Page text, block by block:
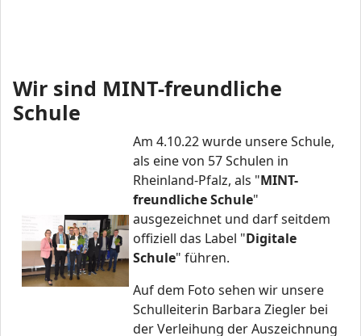
Wir sind MINT-freundliche
Schule
Am 4.10.22 wurde unsere Schule,
als eine von 57 Schulen in
Rheinland-Pfalz, als "MINT-
freundliche Schule"
ausgezeichnet und darf seitdem
offiziell das Label "Digitale
Schule" führen.
Auf dem Foto sehen wir unsere
Schulleiterin Barbara Ziegler bei
der Verleihung der Auszeichnung